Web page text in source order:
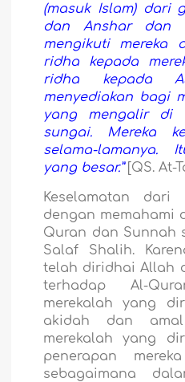
(masuk Islam) dari
dan Anshar dan
mengikuti mereka
ridha kepada
ridha kepada
menyediakan bagi
yang mengalir di
sungai. Mereka
selama-lamanya.
yang besar.”[QS. At-
Keselamatan dari
dengan memahami
Quran dan Sunnah
Salaf Shalih.
telah diridhai Allah
terhadap Al-
merekalah yang
akidah dan
merekalah yang
penerapan
sebagaimana